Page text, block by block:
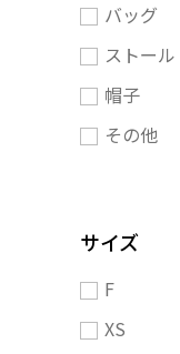
バッグ
ストール
帽子
その他
サイズ
F
XS